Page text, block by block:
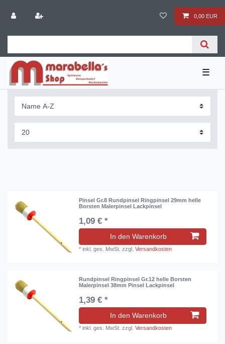
0,00 EUR
☰
Pinsel Gr.8 Rundpinsel Ringpinsel 29mm helle
Borsten Malerpinsel Lackpinsel
1,09 € *
In den Warenkorb
*inkl. ges. MwSt. zzgl.Versandkosten
Rundpinsel Ringpinsel Gr.12 helle Borsten
Malerpinsel 38mm Pinsel Lackpinsel
1,39 € *
In den Warenkorb
*inkl. ges. MwSt. zzgl.Versandkosten